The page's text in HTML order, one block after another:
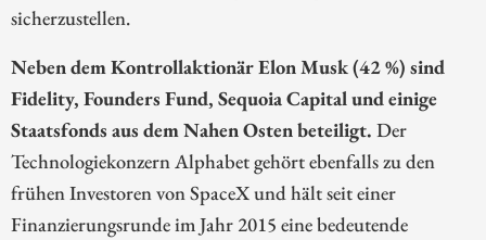
sicherzustellen.
Neben dem Kontrollaktionär Elon Musk (42 %) sind
Fidelity, Founders Fund, Sequoia Capital und einige
Staatsfonds aus dem Nahen Osten beteiligt. Der
Technologiekonzern Alphabet gehört ebenfalls zu den
frühen Investoren von SpaceX und hält seit einer
Finanzierungsrunde im Jahr 2015 eine bedeutende